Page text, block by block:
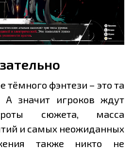
тёмного фэнтези – это та
А значит игроков ждут
сюжета, масса
и самых неожиданных
также никто не